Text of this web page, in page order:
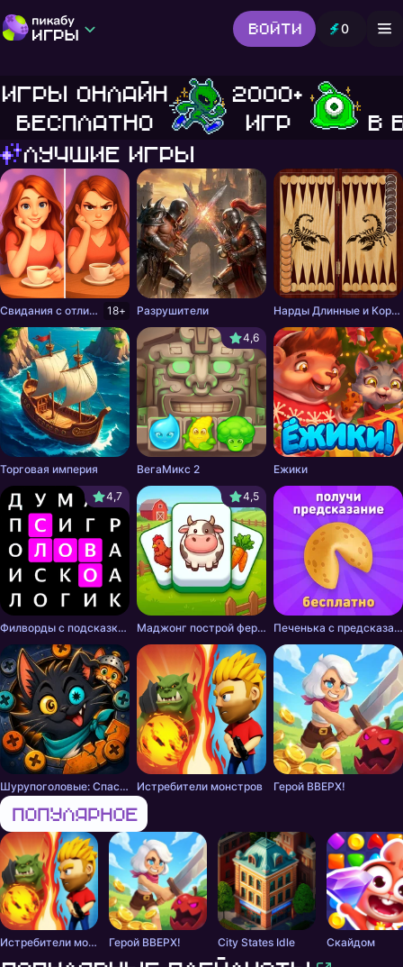
Войти 0
Выбор редакции
Шутер
Головоломки Гонки
Все жанры
Игры онлайн
бесплатно
2000+
игр
в
Лучшие игры
Свидания с отличиями 18+ Разрушители Нарды Длинные и Короткие онлайн
Торговая империя
4,6
ВегаМикс 2
Ежики
4,7
Филворды с подсказками
4,5
Маджонг построй ферму Печенька с предсказанием
Шурупоголовые: Спасение хвостов Истребители монстров Герой ВВЕРХ!
ПОПУЛЯРНОЕ
Истребители монстров Герой ВВЕРХ! City States Idle Скайдом